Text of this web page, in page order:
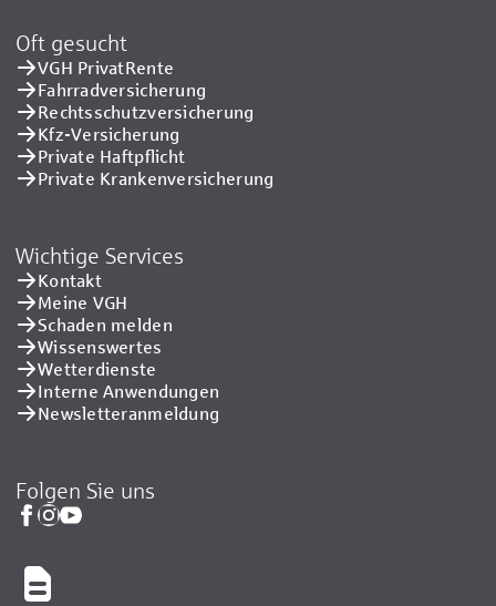
Oft gesucht
VGH PrivatRente
Fahrradversicherung
Rechtsschutzversicherung
Kfz-Versicherung
Private Haftpflicht
Private Kranken­versicherung
Wichtige Services
Kontakt
Meine VGH
Schaden melden
Wissenswertes
Wetterdienste
Interne Anwendungen
Newsletteranmeldung
Folgen Sie uns